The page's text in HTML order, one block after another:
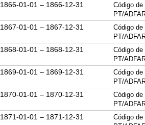
1866-01-01 – 1866-12-31
Código
PT/
1867-01-01 – 1867-12-31
Código
PT/
1868-01-01 – 1868-12-31
Código
PT/
1869-01-01 – 1869-12-31
Código
PT/
1870-01-01 – 1870-12-31
Código
PT/
1871-01-01 – 1871-12-31
Código